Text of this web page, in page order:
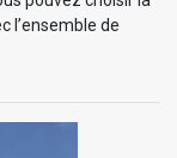
l’ensemble de